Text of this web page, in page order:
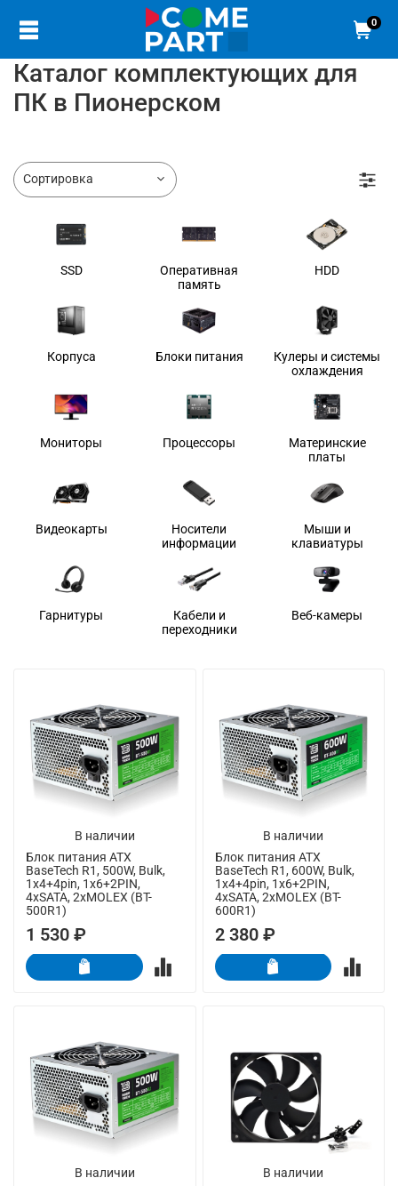
0
Каталог комплектующих для
ПК в Пионерском
SSD
Оперативная
память
HDD
Корпуса Блоки питания
Кулеры и системы
охлаждения
Мониторы Процессоры
Материнские
платы
Видеокарты
Носители
информации
Мыши и
клавиатуры
Гарнитуры
Кабели и
переходники
Веб-камеры
В наличии
Блок питания ATX
BaseTech R1, 500W, Bulk,
1x4+4pin, 1x6+2PIN,
4xSATA, 2xMOLEX (BT-
500R1)
1 530 ₽
В наличии
Блок питания ATX
BaseTech R1, 600W, Bulk,
1x4+4pin, 1x6+2PIN,
4xSATA, 2xMOLEX (BT-
600R1)
2 380 ₽
В наличии
В наличии